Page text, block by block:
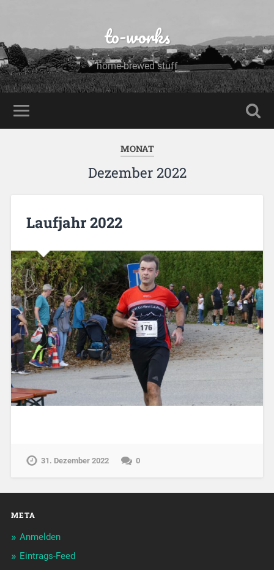
to-works
home-brewed stuff
MONAT
Dezember 2022
Laufjahr 2022
31. Dezember 2022 0
META
Anmelden
Eintrags-Feed